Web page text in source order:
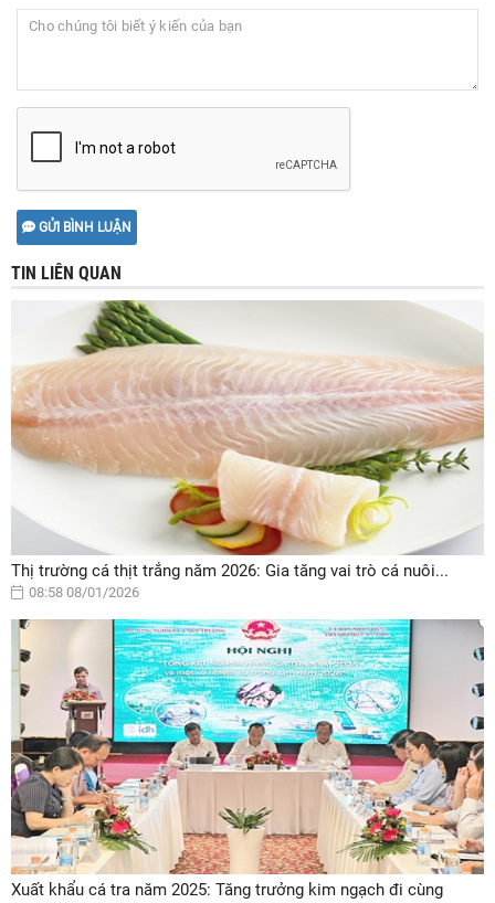
GỬI BÌNH LUẬN
TIN LIÊN QUAN
Thị trường cá thịt trắng năm 2026: Gia tăng vai trò cá nuôi...
08:58 08/01/2026
Xuất khẩu cá tra năm 2025: Tăng trưởng kim ngạch đi cùng